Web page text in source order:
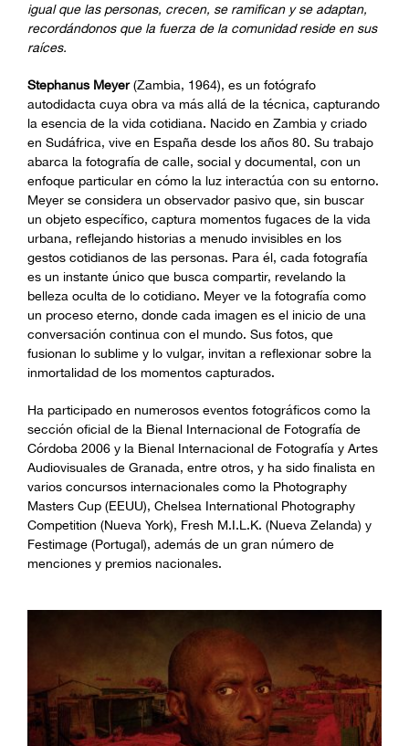
igual que las personas, crecen, se ramifican y se adaptan,
recordándonos que la fuerza de la comunidad reside en sus
raíces.
Stephanus Meyer(Zambia, 1964), es un fotógrafo
autodidacta cuya obra va más allá de la técnica, capturando
la esencia de la vida cotidiana. Nacido en Zambia y criado
en Sudáfrica, vive en España desde los años 80. Su trabajo
abarca la fotografía de calle, social y documental, con un
enfoque particular en cómo la luz interactúa con su entorno.
Meyer se considera un observador pasivo que, sin buscar
un objeto específico, captura momentos fugaces de la vida
urbana, reflejando historias a menudo invisibles en los
gestos cotidianos de las personas. Para él, cada fotografía
es un instante único que busca compartir, revelando la
belleza oculta de lo cotidiano. Meyer ve la fotografía como
un proceso eterno, donde cada imagen es el inicio de una
conversación continua con el mundo. Sus fotos, que
fusionan lo sublime y lo vulgar, invitan a reflexionar sobre la
inmortalidad de los momentos capturados.
Ha participado en numerosos eventos fotográficos como la
sección oficial de la Bienal Internacional de Fotografía de
Córdoba 2006 y la Bienal Internacional de Fotografía y Artes
Audiovisuales de Granada, entre otros, y ha sido finalista en
varios concursos internacionales como la Photography
Masters Cup (EEUU), Chelsea International Photography
Competition (Nueva York), Fresh M.I.L.K. (Nueva Zelanda) y
Festimage (Portugal), además de un gran número de
menciones y premios nacionales.